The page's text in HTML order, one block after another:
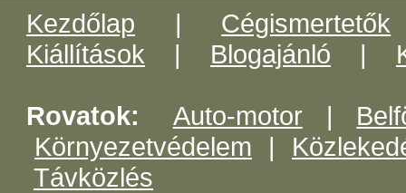
Kezdőlap | Cégismertetők
Kiállítások | Blogajánló |
Rovatok: Auto-motor|
Környezetvédelem |
Távközlés